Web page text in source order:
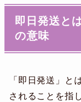
即日発送と
の意味
「即日発送」と
されることを指